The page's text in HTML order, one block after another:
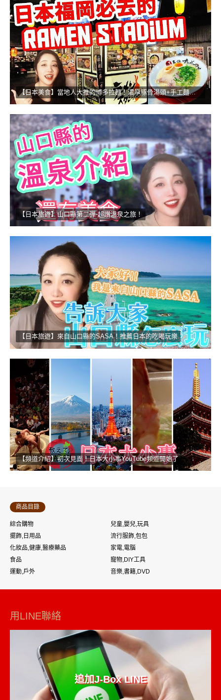
【日本美食】當地人大推的博多拉麵！濃厚豚骨湯頭+手工麵的無敵組合
【日本旅遊】山口縣第二彈-超讚溫泉之旅！
【日本旅遊】來自山口縣的SASA！推薦日本的吃喝玩樂
【頻道介紹】初次見面！日本大小事YouTube頻道開始了
商品目錄
綜合購物
兒童,嬰兒,玩具
擺飾,日用品
流行服飾,包包
化妝品,健康,醫療藥品
家電,電腦
食品
寵物,DIY工具
運動,戶外
音樂,書籍,DVD
用LINE聯絡
追加J-Box LINE